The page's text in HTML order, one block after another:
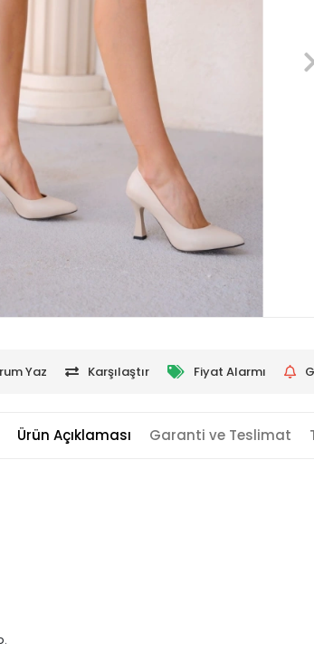
Yaz Karşılaştır Fiyat Alarmı
Ürün Açıklaması Garanti ve Teslimat